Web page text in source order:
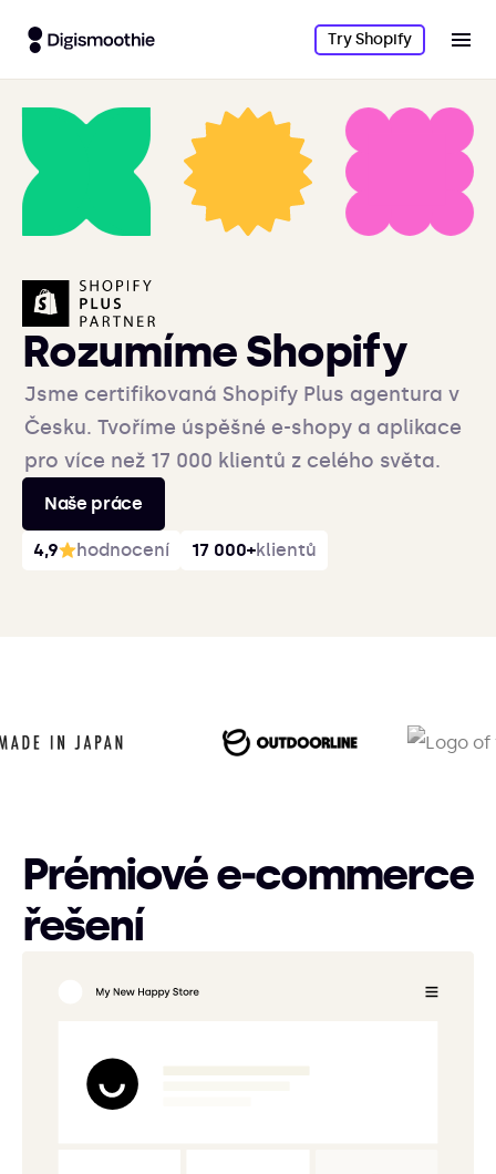
Try Shopify
Rozumíme Shopify
Jsme certifikovaná Shopify Plus agentura v
Česku. Tvoříme úspěšné e-shopy a aplikace
pro více než 17 000 klientů z celého světa.
Naše práce
4,9 hodnocení 17 000+klientů
Prémiové e‑commerce
řešení